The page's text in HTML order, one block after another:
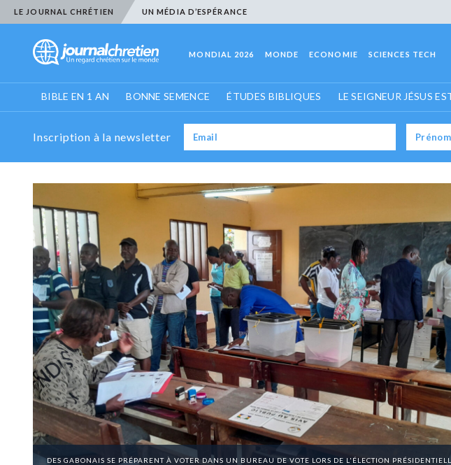
LE JOURNAL CHRÉTIEN UN MÉDIA D’ESPÉRANCE
MONDIAL 2026 MONDE ECONOMIE SCIENCES TECH
BIBLE EN 1 AN BONNE SEMENCE ÉTUDES BIBLIQUES LE SEIGNEUR JÉSUS
Inscription à la newsletter
DES GABONAIS SE PRÉPARENT À VOTER DANS UN BUREAU DE VOTE LORS DE L'ÉLECTION